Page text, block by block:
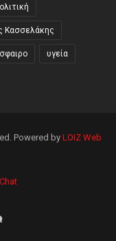
Κασσελάκης
υγεία
Powered by LOIZ Web
Hours